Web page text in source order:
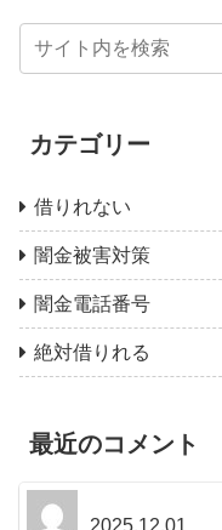
カテゴリー
借りれない
闇金被害対策
闇金電話番号
絶対借りれる
最近のコメント